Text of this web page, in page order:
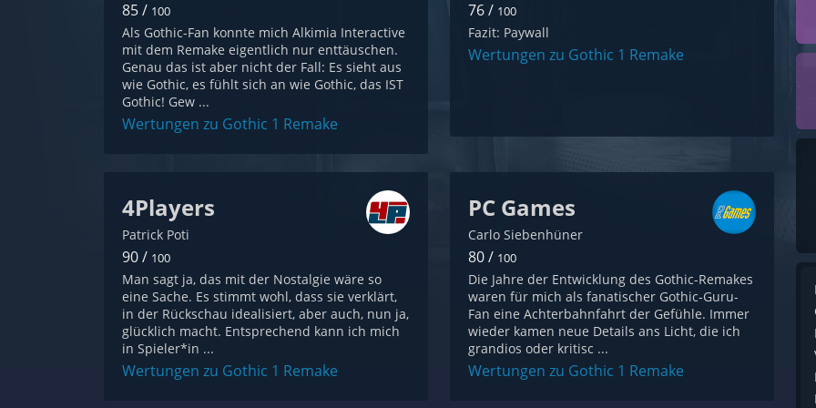
85 / 100
Als Gothic-Fan konnte mich Alkimia Interactive
mit dem Remake eigentlich nur enttäuschen.
Genau das ist aber nicht der Fall: Es sieht aus
wie Gothic, es fühlt sich an wie Gothic, das IST
Gothic! Gew ...
Wertungen zu Gothic 1 Remake
76 / 100
Fazit: Paywall
Wertungen zu Gothic 1 Remake
4Players
Patrick Poti
90 / 100
Man sagt ja, das mit der Nostalgie wäre so
eine Sache. Es stimmt wohl, dass sie verklärt,
in der Rückschau idealisiert, aber auch, nun ja,
glücklich macht. Entsprechend kann ich mich
in Spieler*in ...
Wertungen zu Gothic 1 Remake
PC Games
Carlo Siebenhüner
80 / 100
Die Jahre der Entwicklung des Gothic-Remakes
waren für mich als fanatischer Gothic-Guru-
Fan eine Achterbahnfahrt der Gefühle. Immer
wieder kamen neue Details ans Licht, die ich
grandios oder kritisc ...
Wertungen zu Gothic 1 Remake